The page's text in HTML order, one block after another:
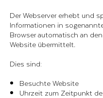
Der Webserver erhebt und
Informationen in
Browser automatisch an
Website übermittelt.
Dies sind:
Besuchte Website
Uhrzeit zum Zeitpunkt